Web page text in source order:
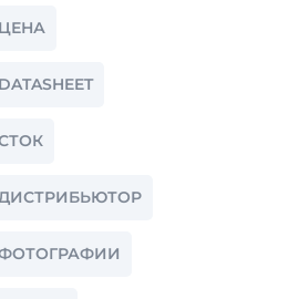
ЦЕНА
СТОК
ДИСТРИБЬЮТОР
ФОТОГРАФИИ